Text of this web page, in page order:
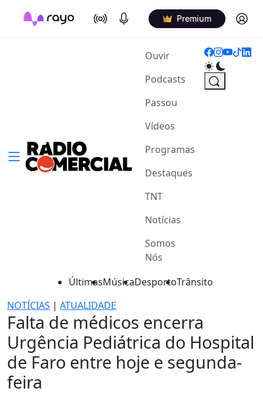
On Air Podcasts Premium Log in
Ouvir(current)
Podcasts
Passou
Vídeos
Programas
Destaques
TNT
Notícias
Somos
Nós
ÚltimasMúsicaDesportoTrânsito
NOTÍCIAS | ATUALIDADE
Falta de médicos encerra
Urgência Pediátrica do Hospital
de Faro entre hoje e segunda-
feira